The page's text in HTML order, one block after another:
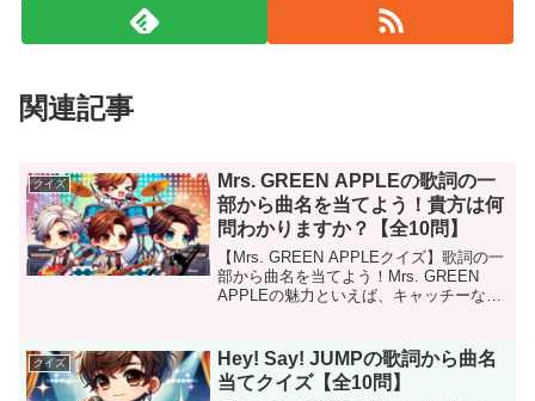
関連記事
クイズ
Mrs. GREEN APPLEの歌詞の一
部から曲名を当てよう！貴方は何
問わかりますか？【全10問】
【Mrs. GREEN APPLEクイズ】歌詞の一
部から曲名を当てよう！Mrs. GREEN
APPLEの魅力といえば、キャッチーなメ
を楽しんでみませんか？ファンならき...
クイズ
Hey! Say! JUMPの歌詞から曲名
当てクイズ【全10問】